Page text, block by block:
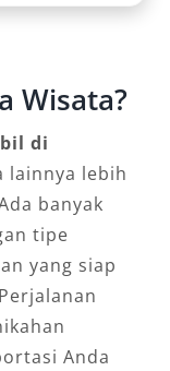
hingga
Berbagai
dapat
kawasan
wisata
Wisata?
di
lainnya lebih
banyak
tipe
yang siap
Anda